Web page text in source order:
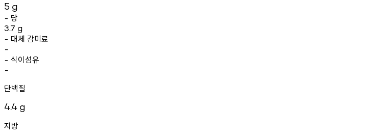
5 g
- 당
3.7 g
- 대체 감미료
-
- 식이섬유
-
단백질
4.4 g
지방